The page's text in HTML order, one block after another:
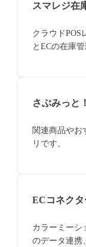
スマレジ在
クラウドPOS
とECの在庫
さぶみっと
関連商品やお
リです。
ECコネクタ
カラーミーシ
のデータ連携